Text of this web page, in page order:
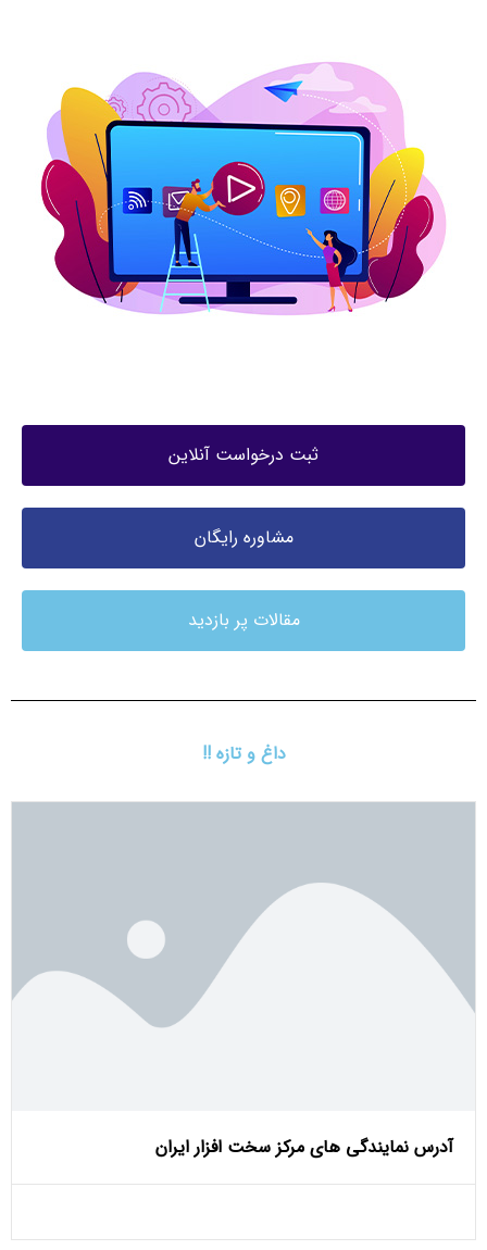
ثبت درخواست آنلاین
مشاوره رایگان
مقالات پر بازدید
داغ و تازه !!
آدرس نمایندگی های مرکز سخت افزار ایران